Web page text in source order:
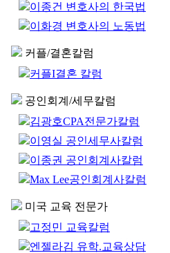
이종건 변호사의 한국법
이화경 변호사의 노동법
커플/결혼칼럼
커플I결혼 칼럼
공인회계/세무칼럼
김광호CPA전문가칼럼
이영실 공인세무사칼럼
이종권 공인회계사칼럼
Max Lee공인회계사칼럼
미국 교육 전문가
고정민 교육칼럼
엔젤라김 유학.교육상담